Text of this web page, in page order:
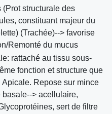
(Prot structurale des
constituant majeur du
(Trachée)--> favorise
Remonté du mucus
rattaché au tissu sous-
fonction et structure que
Repose sur mince
basale--> acellulaire,
sert de filtre